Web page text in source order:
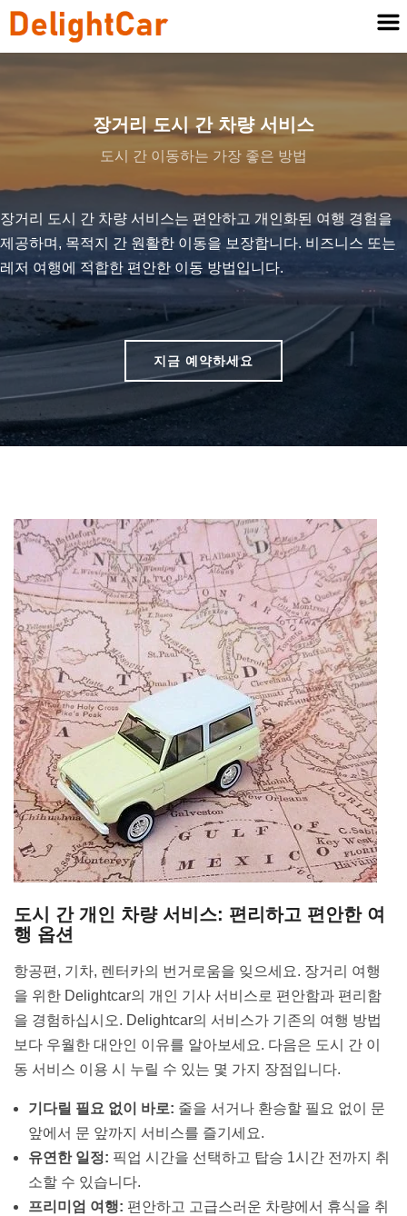
장거리 도시 간 차량 서비스
도시 간 이동하는 가장 좋은 방법
장거리 도시 간 차량 서비스는 편안하고 개인화된 여행 경험을
제공하며, 목적지 간 원활한 이동을 보장합니다. 비즈니스 또는
레저 여행에 적합한 편안한 이동 방법입니다.
지금 예약하세요
도시 간 개인 차량 서비스: 편리하고 편안한 여
행 옵션
항공편, 기차, 렌터카의 번거로움을 잊으세요. 장거리 여행
을 위한 Delightcar의 개인 기사 서비스로 편안함과 편리함
을 경험하십시오. Delightcar의 서비스가 기존의 여행 방법
보다 우월한 대안인 이유를 알아보세요. 다음은 도시 간 이
동 서비스 이용 시 누릴 수 있는 몇 가지 장점입니다.
기다릴 필요 없이 바로: 줄을 서거나 환승할 필요 없이 문
앞에서 문 앞까지 서비스를 즐기세요.
유연한 일정: 픽업 시간을 선택하고 탑승 1시간 전까지 취
소할 수 있습니다.
프리미엄 여행: 편안하고 고급스러운 차량에서 휴식을 취